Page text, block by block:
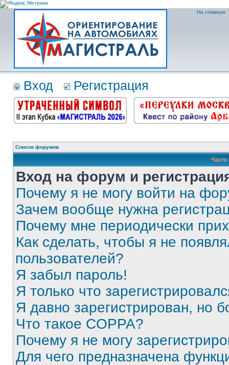
На главную
Вход Регистрация
Список форумов
Вход на форум и
Почему я не могу войти на
Зачем вообще нужна
Почему мне периодически
Как сделать, чтобы я не
пользователей?
Я забыл пароль!
Я только что
Я давно зарегистрирован, но
Что такое COPPA?
Почему я не могу
Для чего предназначена